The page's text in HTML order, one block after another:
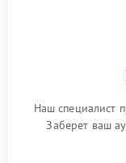
Наш специалист
Заберет ваш